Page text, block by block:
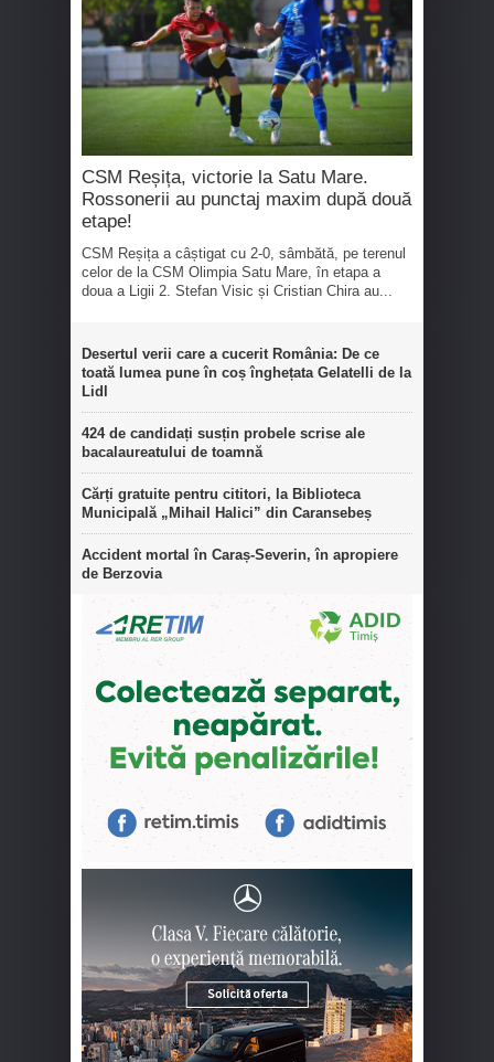
CSM Reșița, victorie la Satu Mare.
Rossonerii au punctaj maxim după două
etape!
CSM Reșița a câștigat cu 2-0, sâmbătă, pe terenul
celor de la CSM Olimpia Satu Mare, în etapa a
doua a Ligii 2. Stefan Visic și Cristian Chira au...
Desertul verii care a cucerit România: De ce
toată lumea pune în coș înghețata Gelatelli de la
Lidl
424 de candidați susțin probele scrise ale
bacalaureatului de toamnă
Cărți gratuite pentru cititori, la Biblioteca
Municipală „Mihail Halici” din Caransebeș
Accident mortal în Caraș-Severin, în apropiere
de Berzovia